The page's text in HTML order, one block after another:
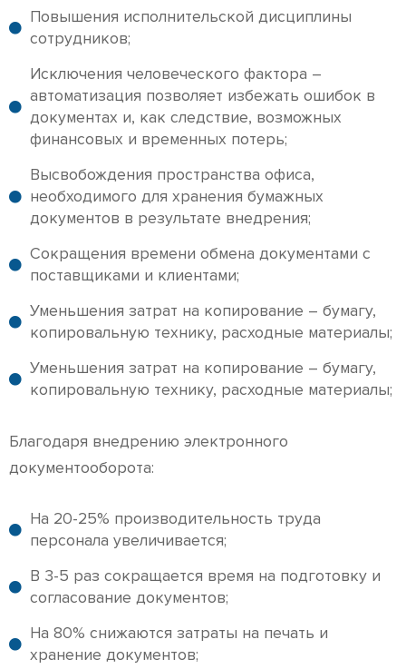
Повышения исполнительской дисциплины
сотрудников;
Исключения человеческого фактора –
автоматизация позволяет избежать ошибок в
документах и, как следствие, возможных
финансовых и временных потерь;
Высвобождения пространства офиса,
необходимого для хранения бумажных
документов в результате внедрения;
Сокращения времени обмена документами с
поставщиками и клиентами;
Уменьшения затрат на копирование – бумагу,
копировальную технику, расходные материалы;
Уменьшения затрат на копирование – бумагу,
копировальную технику, расходные материалы;
Благодаря внедрению электронного
документооборота:
На 20-25% производительность труда
персонала увеличивается;
В 3-5 раз сокращается время на подготовку и
согласование документов;
На 80% снижаются затраты на печать и
хранение документов;